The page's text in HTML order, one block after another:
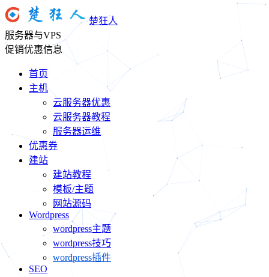
楚狂人
服务器与VPS
促销优惠信息
首页
主机
云服务器优惠
云服务器教程
服务器运维
优惠券
建站
建站教程
模板/主题
网站源码
Wordpress
wordpress主题
wordpress技巧
wordpress插件
SEO